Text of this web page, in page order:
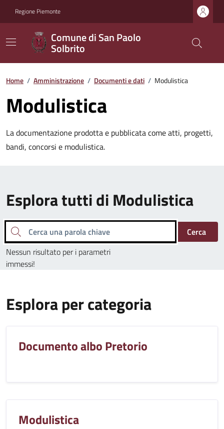
Regione Piemonte
Comune di San Paolo
Solbrito
Home / Amministrazione / Documenti e dati / Modulistica
Modulistica
La documentazione prodotta e pubblicata come atti, progetti,
bandi, concorsi e modulistica.
Esplora tutti di Modulistica
Cerca una parola chiave
Cerca
Nessun risultato per i parametri
immessi!
Esplora per categoria
Documento albo Pretorio
Modulistica